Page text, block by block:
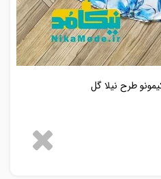
طرح نیلا گل